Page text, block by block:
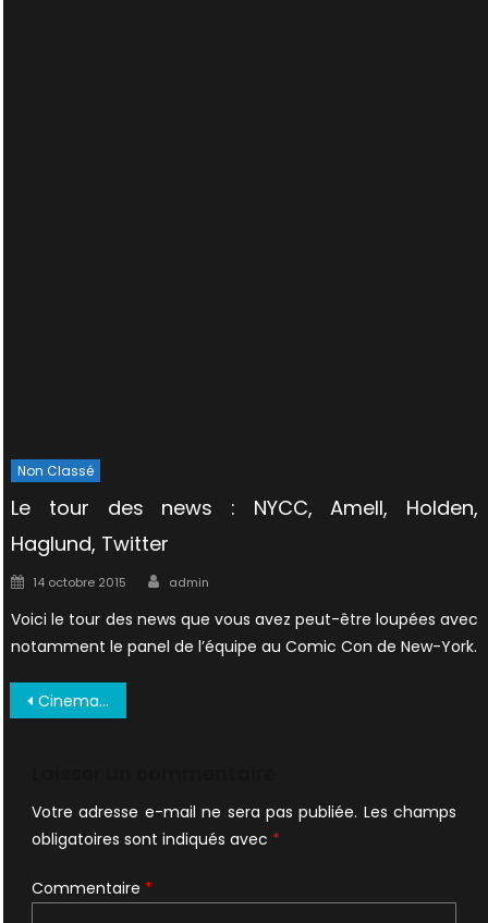
Non Classé
Le tour des news : NYCC, Amell, Holden,
Haglund, Twitter
Posted
14 octobre 2015 Author
admin
Voici le tour des news que vous avez peut-être loupées avec
notamment le panel de l’équipe au Comic Con de New-York.
Navigation
Cinema 08 1998 ALLEMAGNE (2)
Votre adresse e-mail ne sera pas publiée. Les champs
obligatoires sont indiqués avec *
Commentaire *